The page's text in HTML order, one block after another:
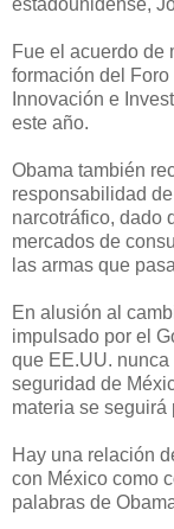
Fue el acuerdo de
formación del
Innovación e
este año.
Obama también
responsabilidad
narcotráfico, dado
mercados de
las armas que
En alusión al
impulsado por el
que EE.UU.
seguridad de
materia se seguirá
Hay una relación
con México como
palabras de